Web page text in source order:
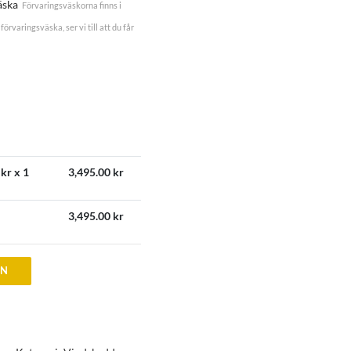
Förvaringsväskorna finns i
ser vi till att du får
x 1 3,495.00kr
3,495.00kr